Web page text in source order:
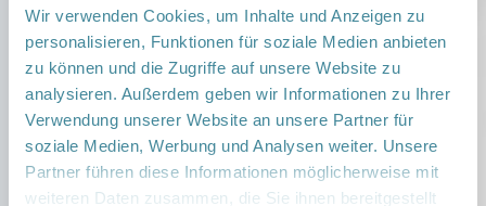
Wir verwenden Cookies, um Inhalte und Anzeigen zu
personalisieren, Funktionen für soziale Medien anbieten
zu können und die Zugriffe auf unsere Website zu
analysieren. Außerdem geben wir Informationen zu Ihrer
Verwendung unserer Website an unsere Partner für
soziale Medien, Werbung und Analysen weiter. Unsere
Partner führen diese Informationen möglicherweise mit
weiteren Daten zusammen, die Sie ihnen bereitgestellt
Rekordtemperaturen von über 40 Grad Celsius
auf uns. Damit ihr und eure Minis sicher und
erfrischt …
Weiterlesen ›
Veröffentlicht am26. Juni 2026